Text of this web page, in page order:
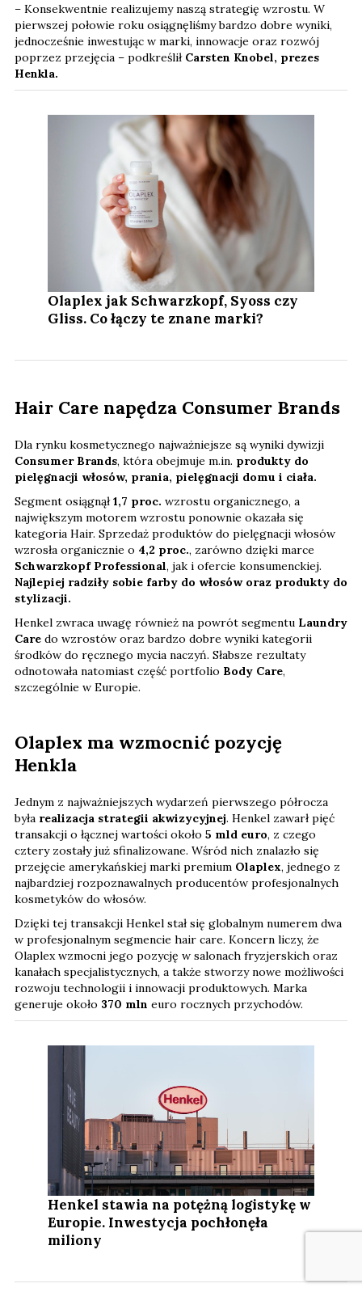
– Konsekwentnie realizujemy naszą strategię wzrostu. W
pierwszej połowie roku osiągnęliśmy bardzo dobre wyniki,
jednocześnie inwestując w marki, innowacje oraz rozwój
poprzez przejęcia – podkreślił Carsten Knobel, prezes
Henkla.
Olaplex jak Schwarzkopf, Syoss czy
Gliss. Co łączy te znane marki?
Hair Care napędza Consumer Brands
Dla rynku kosmetycznego najważniejsze są wyniki dywizji
Consumer Brands, która obejmuje m.in. produkty do
pielęgnacji włosów, prania, pielęgnacji domu i ciała.
Segment osiągnął1,7 proc. wzrostu organicznego, a
największym motorem wzrostu ponownie okazała się
kategoria Hair. Sprzedaż produktów do pielęgnacji włosów
wzrosła organicznie o 4,2 proc., zarówno dzięki marce
Schwarzkopf Professional, jak i ofercie konsumenckiej.
Najlepiej radziły sobie farby do włosów oraz produkty do
stylizacji.
Henkel zwraca uwagę również na powrót segmentu Laundry
Care do wzrostów oraz bardzo dobre wyniki kategorii
środków do ręcznego mycia naczyń. Słabsze rezultaty
odnotowała natomiast część portfolio Body Care,
szczególnie w Europie.
Olaplex ma wzmocnić pozycję
Henkla
Jednym z najważniejszych wydarzeń pierwszego półrocza
była realizacja strategii akwizycyjnej. Henkel zawarł pięć
transakcji o łącznej wartości około 5 mld euro, z czego
cztery zostały już sfinalizowane. Wśród nich znalazło się
przejęcie amerykańskiej marki premium Olaplex, jednego z
najbardziej rozpoznawalnych producentów profesjonalnych
kosmetyków do włosów.
Dzięki tej transakcji Henkel stał się globalnym numerem dwa
w profesjonalnym segmencie hair care. Koncern liczy, że
Olaplex wzmocni jego pozycję w salonach fryzjerskich oraz
kanałach specjalistycznych, a także stworzy nowe możliwości
rozwoju technologii i innowacji produktowych. Marka
generuje około 370 mln euro rocznych przychodów.
Henkel stawia na potężną logistykę w
Europie. Inwestycja pochłonęła
miliony